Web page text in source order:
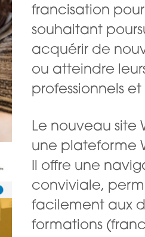
francisation
souhaitant
acquérir de
ou atteindre
professionnels et
Le nouveau site
une plateforme
Il offre une
conviviale,
facilement aux
formations